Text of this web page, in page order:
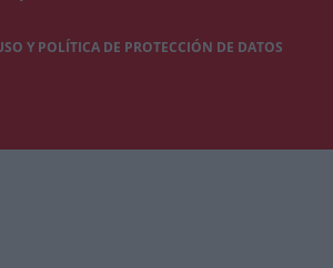
Y POLÍTICA DE PROTECCIÓN DE DATOS